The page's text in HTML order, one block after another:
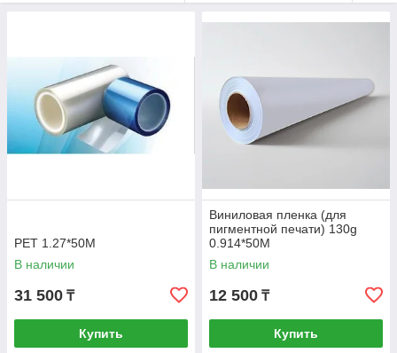
PET 1.27*50M
В наличии
31 500 ₸
Купить
Виниловая пленка (для
пигментной печати) 130g
0.914*50M
В наличии
12 500 ₸
Купить